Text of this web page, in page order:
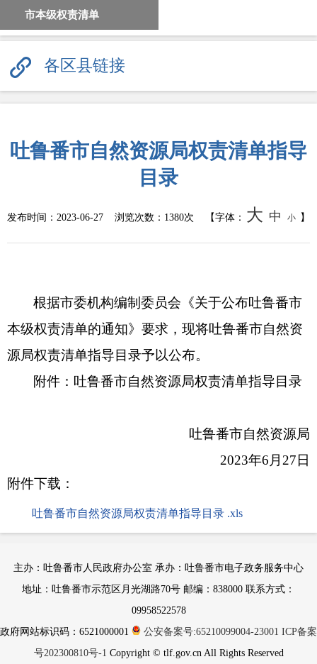
市本级权责清单
各区县链接
吐鲁番市自然资源局权责清单指导
目录
发布时间： 2023-06-27 浏览次数： 1380次 【字体： 大 中 小 】
根据市委机构编制委员会《关于公布吐鲁番市
本级权责清单的通知》要求，现将吐鲁番市自然资
源局权责清单指导目录予以公布。
附件：吐鲁番市自然资源局权责清单指导目录
吐鲁番市自然资源局
2023年6月27日
附件下载：
吐鲁番市自然资源局权责清单指导目录 .xls
主办：吐鲁番市人民政府办公室 承办：吐鲁番市电子政务服务中心
地址：吐鲁番市示范区月光湖路70号 邮编：838000 联系方式：
09958522578
政府网站标识码：6521000001
公安备案号:65210099004-23001 ICP备案
号202300810号-1 Copyright © tlf.gov.cn All Rights Reserved